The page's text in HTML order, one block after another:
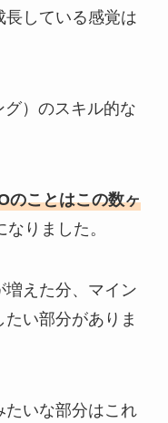
長している感覚は
）のスキル的な
のことはこの数ヶ
りました。
増えた分、マイン
たい部分がありま
たいな部分はこれ